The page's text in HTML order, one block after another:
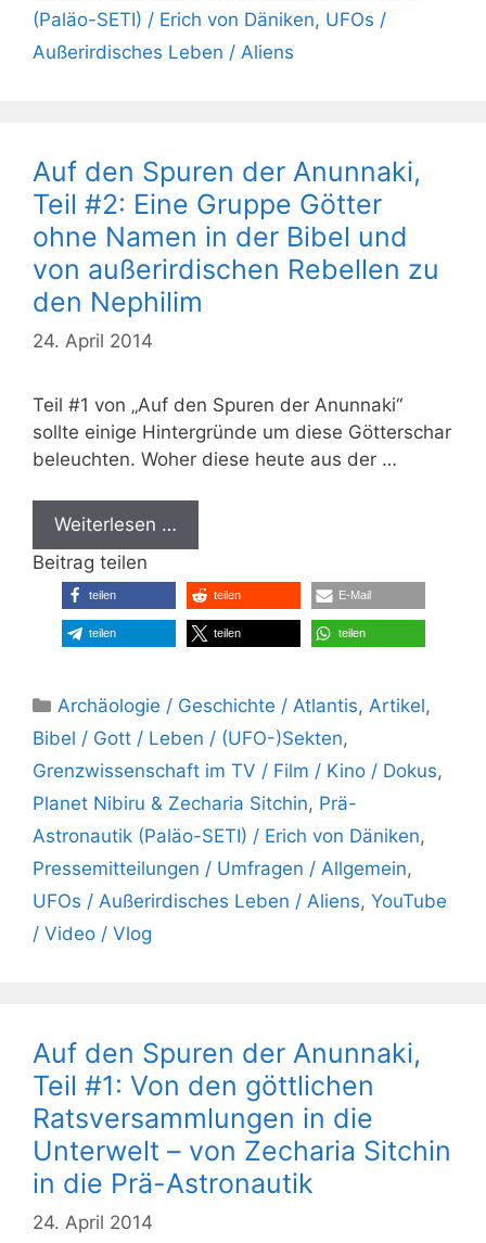
(Paläo-SETI) / Erich von Däniken, UFOs /
Außerirdisches Leben / Aliens
Auf den Spuren der Anunnaki,
Teil #2: Eine Gruppe Götter
ohne Namen in der Bibel und
von außerirdischen Rebellen zu
den Nephilim
24. April 2014
Teil #1 von „Auf den Spuren der Anunnaki“
sollte einige Hintergründe um diese Götterschar
beleuchten. Woher diese heute aus der …
Weiterlesen …
Beitrag teilen
teilen teilen E-Mail
teilen teilen teilen
Kategorien
Archäologie / Geschichte / Atlantis,Artikel,
Bibel / Gott / Leben / (UFO-)Sekten,
Grenzwissenschaft im TV / Film / Kino / Dokus,
Planet Nibiru & Zecharia Sitchin, Prä-
Astronautik (Paläo-SETI) / Erich von Däniken,
Pressemitteilungen / Umfragen / Allgemein,
UFOs / Außerirdisches Leben / Aliens, YouTube
/ Video / Vlog
Auf den Spuren der Anunnaki,
Teil #1: Von den göttlichen
Ratsversammlungen in die
Unterwelt – von Zecharia Sitchin
in die Prä-Astronautik
24. April 2014